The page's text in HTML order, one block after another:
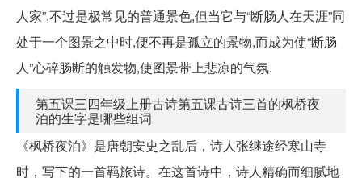
人家”,不过是极常见的普通景色,但当它与“断肠人在天涯”同
处于一个图景之中时,便不再是孤立的景物,而成为使“断肠
人”心碎肠断的触发物,使图景带上悲凉的气氛.
第五课三四年级上册古诗第五课古诗三首的枫桥夜
泊的生字是哪些组词
《枫桥夜泊》是唐朝安史之乱后，诗人张继途经寒山寺
时，写下的一首羁旅诗。在这首诗中，诗人精确而细腻地